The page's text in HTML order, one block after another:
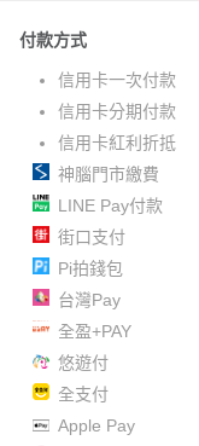
付款方式
信用卡一次付款
信用卡分期付款
信用卡紅利折抵
神腦門市繳費
LINE Pay付款
街口支付
Pi拍錢包
台灣Pay
全盈+PAY
悠遊付
全支付
Apple Pay